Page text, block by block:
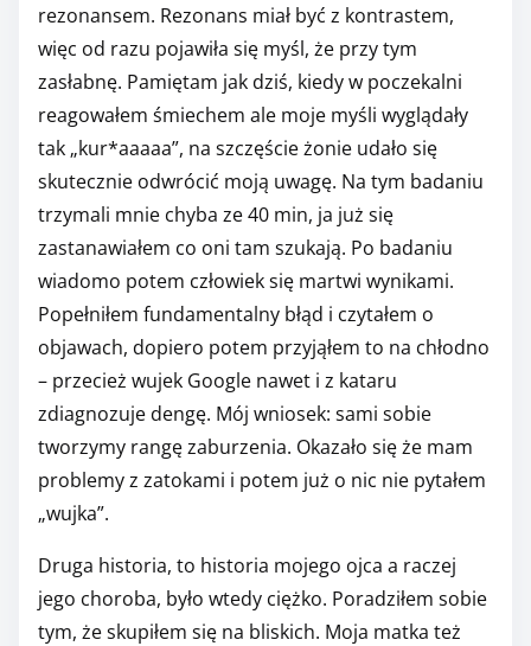
rezonansem. Rezonans miał być z kontrastem,
więc od razu pojawiła się myśl, że przy tym
zasłabnę. Pamiętam jak dziś, kiedy w poczekalni
reagowałem śmiechem ale moje myśli wyglądały
tak „kur*aaaaa”, na szczęście żonie udało się
skutecznie odwrócić moją uwagę. Na tym badaniu
trzymali mnie chyba ze 40 min, ja już się
zastanawiałem co oni tam szukają. Po badaniu
wiadomo potem człowiek się martwi wynikami.
Popełniłem fundamentalny błąd i czytałem o
objawach, dopiero potem przyjąłem to na chłodno
– przecież wujek Google nawet i z kataru
zdiagnozuje dengę. Mój wniosek: sami sobie
tworzymy rangę zaburzenia. Okazało się że mam
problemy z zatokami i potem już o nic nie pytałem
„wujka”.
Druga historia, to historia mojego ojca a raczej
jego choroba, było wtedy ciężko. Poradziłem sobie
tym, że skupiłem się na bliskich. Moja matka też